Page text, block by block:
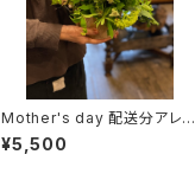
Mother's day 配送分アレン
ジメント
¥5,500